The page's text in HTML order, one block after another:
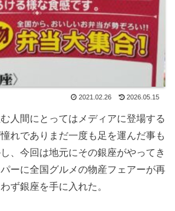
2021.02.26 2026.05.15
人間にとってはメディアに登場する
れでありまだ一度も足を運んだ事も
、今回は地元にその銀座がやってき
ーに全国グルメの物産フェアーが再
ず銀座を手に入れた。